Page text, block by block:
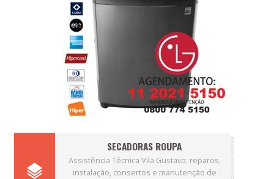
SECADORAS ROUPA
Assistência Técnica Vila Gustavo: reparos,
instalação, consertos e manutenção de